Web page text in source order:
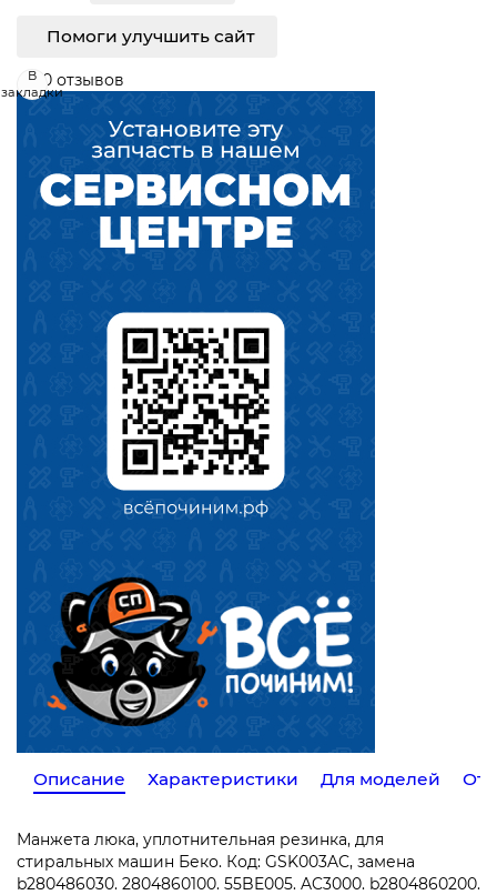
Помоги улучшить сайт
В
закладки
0 отзывов
Описание Характеристики Для моделей
Манжета люка, уплотнительная резинка, для
стиральных машин Беко. Код: GSK003AC, замена
b280486030. 2804860100. 55BE005. AC3000. b2804860200.